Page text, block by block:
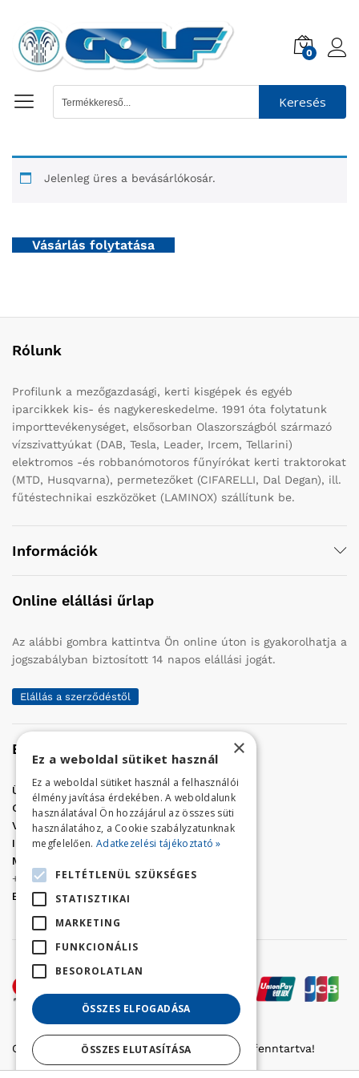
0
Keresés
Jelenleg üres a bevásárlókosár.
Vásárlás folytatása
Rólunk
Profilunk a mezőgazdasági, kerti kisgépek és egyéb
iparcikkek kis- és nagykereskedelme. 1991 óta folytatunk
importtevékenységet, elsősorban Olaszországból származó
vízszivattyúkat (DAB, Tesla, Leader, Ircem, Tellarini)
elektromos -és robbanómotoros fűnyírókat kerti traktorokat
(MTD, Husqvarna), permetezőket (CIFARELLI, Dal Degan), ill.
fűtéstechnikai eszközöket (LAMINOX) szállítunk be.
Információk
Online elállási űrlap
Az alábbi gombra kattintva Ön online úton is gyakorolhatja a
jogszabályban biztosított 14 napos elállási jogát.
Elállás a szerződéstől
Elérhetőség
Üzletünk címe:Szolnok, Vércse út 17.
Golf Center Áruház:06 (56) 423-324
VÁR-Kert Áruház: 06 (56) 429-771
Iroda:06 (56) 421-857
Megrendelés, termék információ:
+36 (70) 938-3356
E-mail:
golfaruhaz@gmail.com
Copyright © 2022 Golfker Kft. - Minden jog fenntartva!
×
Ez a weboldal sütiket használ
Ez a weboldal sütiket használ a felhasználói
élmény javítása érdekében. A weboldalunk
használatával Ön hozzájárul az összes süti
használatához, a Cookie szabályzatunknak
megfelelően. Adatkezelési tájékoztató »
FELTÉTLENÜL SZÜKSÉGES
STATISZTIKAI
MARKETING
FUNKCIONÁLIS
BESOROLATLAN
ÖSSZES ELFOGADÁSA
ÖSSZES ELUTASÍTÁSA